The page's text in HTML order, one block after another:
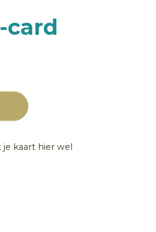
card
je kaart hier wel